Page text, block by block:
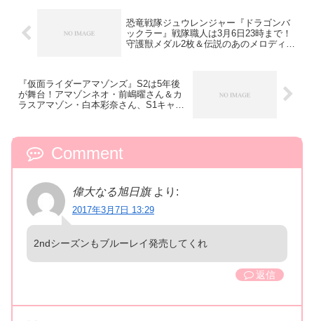
恐竜戦隊ジュウレンジャー『ドラゴンバ
ックラー』戦隊職人は3月6日23時まで！
守護獣メダル2枚＆伝説のあのメロディ搭
『仮面ライダーアマゾンズ』S2は5年後
が舞台！アマゾンネオ・前嶋曜さん＆カ
ラスアマゾン・白本彩奈さん、S1キャス
Comment
偉大なる旭日旗 より:
2017年3月7日 13:29
2ndシーズンもブルーレイ発売してくれ
返信